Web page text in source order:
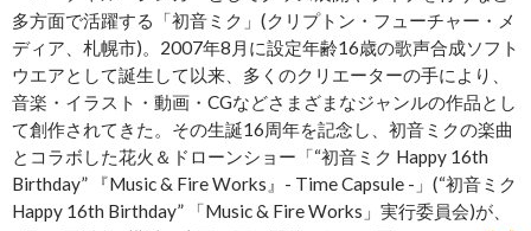
多方面で活躍する「初音ミク」(クリプトン・フューチャー・メ
ディア、札幌市)。2007年8月に設定年齢16歳の歌声合成ソフト
ウエアとして誕生して以来、多くのクリエーターの手により、
音楽・イラスト・動画・CGなどさまざまなジャンルの作品とし
て創作されてきた。その生誕16周年を記念し、初音ミクの楽曲
とコラボした花火＆ドローンショー「“初音ミク Happy 16th
Birthday” 『Music & Fire Works』- Time Capsule -」(“初音ミク
Happy 16th Birthday” 「Music & Fire Works」実行委員会)が、